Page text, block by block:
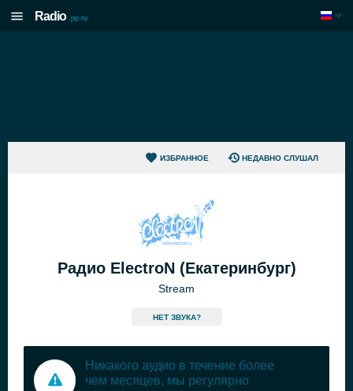
Radio .pp.ru
ИЗБРАННОЕ НЕДАВНО СЛУШАЛ
Радио ElectroN (Екатеринбург)
Stream
HЕТ ЗВУКА?
Никакого аудио в течение более
чем месяцев, мы регулярно